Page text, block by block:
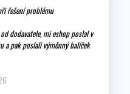
řešení problému
dodavatele, mi eshop poslal v
a pak poslali výměnný balíček